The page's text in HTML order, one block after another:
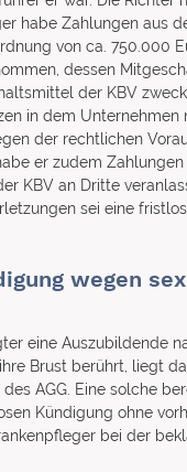
habe Zahlungen aus
von ca. 750.000
dessen
der KBV
in dem
der rechtlichen
er zudem Zahlungen
KBV an Dritte
sei eine
wegen
eine Auszubildende
Brust berührt, liegt
AGG. Eine solche
Kündigung ohne
bei der